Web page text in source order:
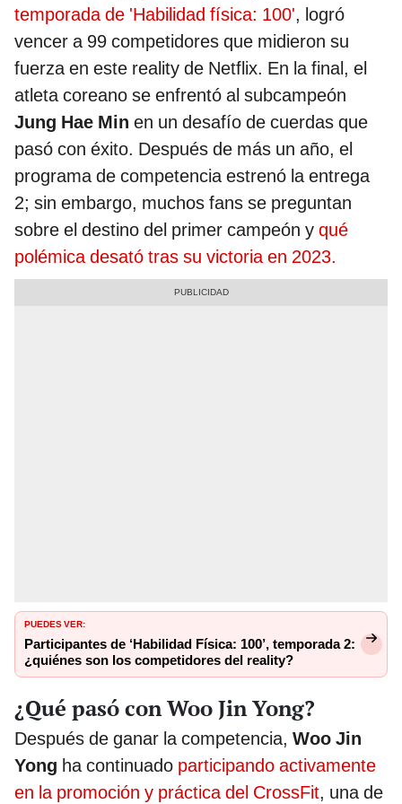
temporada de 'Habilidad física: 100', logró
vencer a 99 competidores que midieron su
fuerza en este reality de Netflix. En la final, el
atleta coreano se enfrentó al subcampeón
Jung Hae Min en un desafío de cuerdas que
pasó con éxito. Después de más un año, el
programa de competencia estrenó la entrega
2; sin embargo, muchos fans se preguntan
sobre el destino del primer campeón y qué
polémica desató tras su victoria en 2023.
PUEDES VER:
Participantes de ‘Habilidad Física: 100’, temporada 2:
¿quiénes son los competidores del reality?
¿Qué pasó con Woo Jin Yong?
Después de ganar la competencia, Woo Jin
Yong ha continuado participando activamente
en la promoción y práctica del CrossFit, una de